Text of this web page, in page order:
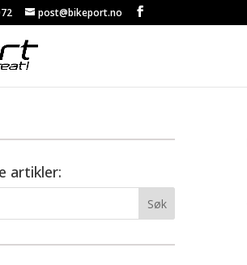
post@bikeport.no
artikler: